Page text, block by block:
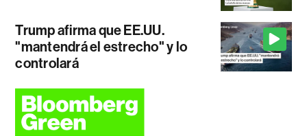
Trump afirma que EE.UU.
"mantendrá el estrecho" y lo
controlará